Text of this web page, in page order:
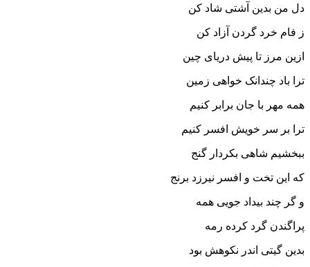
دل من بدین آشتى شاد کن
ز فام خرد گردن آزاد کن‏
ازین مرز تا پیش دریاى چین
ترا باد چندانک خواهى زمین‏
همه مهر با جان برابر کنیم
ترا بر سر خویش افسر کنیم‏
ببخشیم شاهى بکردار گنج
که این تخت و افسر نیرزد برنج‏
و گر چند بیداد جویى همه
پراگندن گرد کرده رمه‏
بدین گیتى اندر نکوهش بود